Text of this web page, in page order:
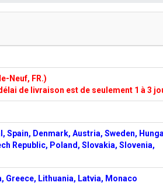
Neuf, FR.)
de livraison est de seulement 1 à 3
Denmark, Austria, Sweden,
Republic, Poland, Slovakia, Slovenia,
Greece, Lithuania, Latvia, Monaco